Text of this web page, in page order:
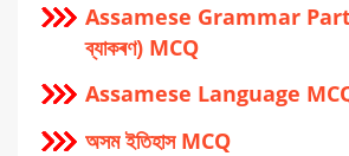
Assamese Grammar Part
ব্যাকৰণ) MCQ
Assamese Language
অসম ইতিহাস MCQ